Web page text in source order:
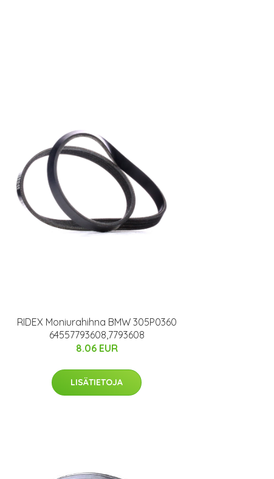
RIDEX Moniurahihna BMW 305P0360
64557793608,7793608
8.06 EUR
LISÄTIETOJA